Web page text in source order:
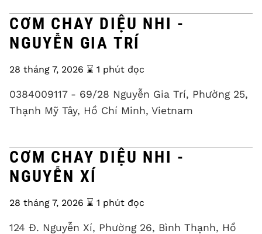
CƠM CHAY DIỆU NHI -
NGUYỄN GIA TRÍ
28 tháng 7, 2026 ⌛️ 1 phút đọc
0384009117 - 69/28 Nguyễn Gia Trí, Phường 25,
Thạnh Mỹ Tây, Hồ Chí Minh, Vietnam
CƠM CHAY DIỆU NHI -
NGUYỄN XÍ
28 tháng 7, 2026 ⌛️ 1 phút đọc
124 Đ. Nguyễn Xí, Phường 26, Bình Thạnh, Hồ